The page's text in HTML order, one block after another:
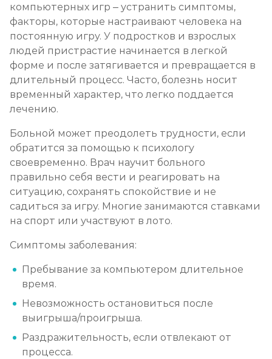
компьютерных игр – устранить симптомы,
факторы, которые настраивают человека на
постоянную игру. У подростков и взрослых
людей пристрастие начинается в легкой
форме и после затягивается и превращается в
длительный процесс. Часто, болезнь носит
временный характер, что легко поддается
лечению.
Больной может преодолеть трудности, если
обратится за помощью к психологу
своевременно. Врач научит больного
правильно себя вести и реагировать на
ситуацию, сохранять спокойствие и не
садиться за игру. Многие занимаются ставками
на спорт или участвуют в лото.
Симптомы заболевания:
Пребывание за компьютером длительное
время.
Невозможность остановиться после
выигрыша/проигрыша.
Раздражительность, если отвлекают от
процесса.